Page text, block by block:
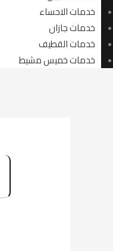
خدمات الاحساء
خدمات جازان
خدمات القطيف
خدمات خميس مشيط